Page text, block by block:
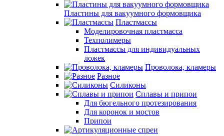
Пластины для вакуумного формовщика
Пластмассы
Моделировочная пластмасса
Техполимеры
Пластмассы для индивидуальных
ложек
Проволока, кламеры
Разное
Силиконы
Сплавы и припои
Для бюгельного протезирования
Для коронок и мостов
Припои